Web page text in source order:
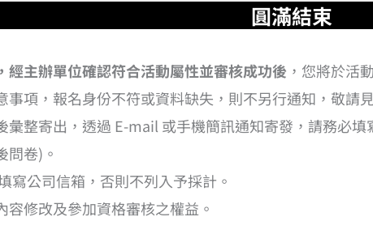
圓滿結束
經主辦單位確認符合活動屬性並審核成功後 ，您將於活
事項，報名身份不符或資料缺失，則不另行通知，敬請
彙整寄出，透過 E-mail 或手機簡訊通知寄發，請務必
問卷)。
寫公司信箱，否則不列入予採計。
容修改及參加資格審核之權益。